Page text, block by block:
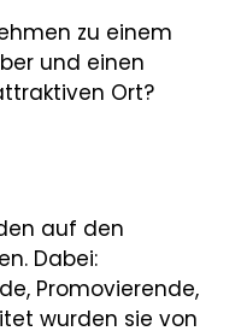
zu einem
und einen
Ort?
auf den
Dabei:
Promovierende,
wurden sie von